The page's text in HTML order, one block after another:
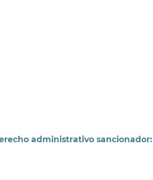
administrativo sancionador: